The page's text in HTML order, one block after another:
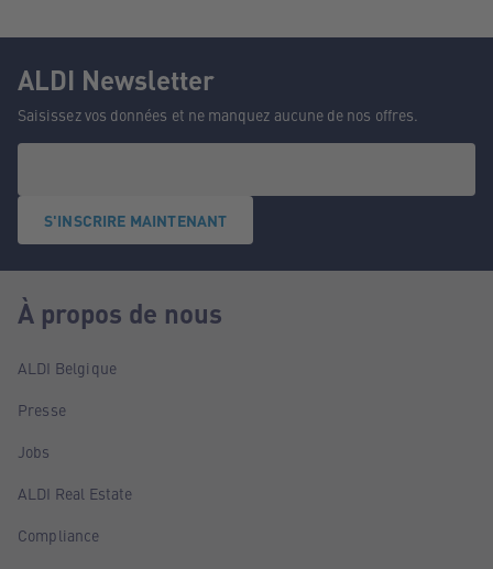
ALDI Newsletter
Saisissez vos données et ne manquez aucune de nos offres.
S'INSCRIRE MAINTENANT
À propos de nous
ALDI Belgique
Presse
Jobs
ALDI Real Estate
Compliance